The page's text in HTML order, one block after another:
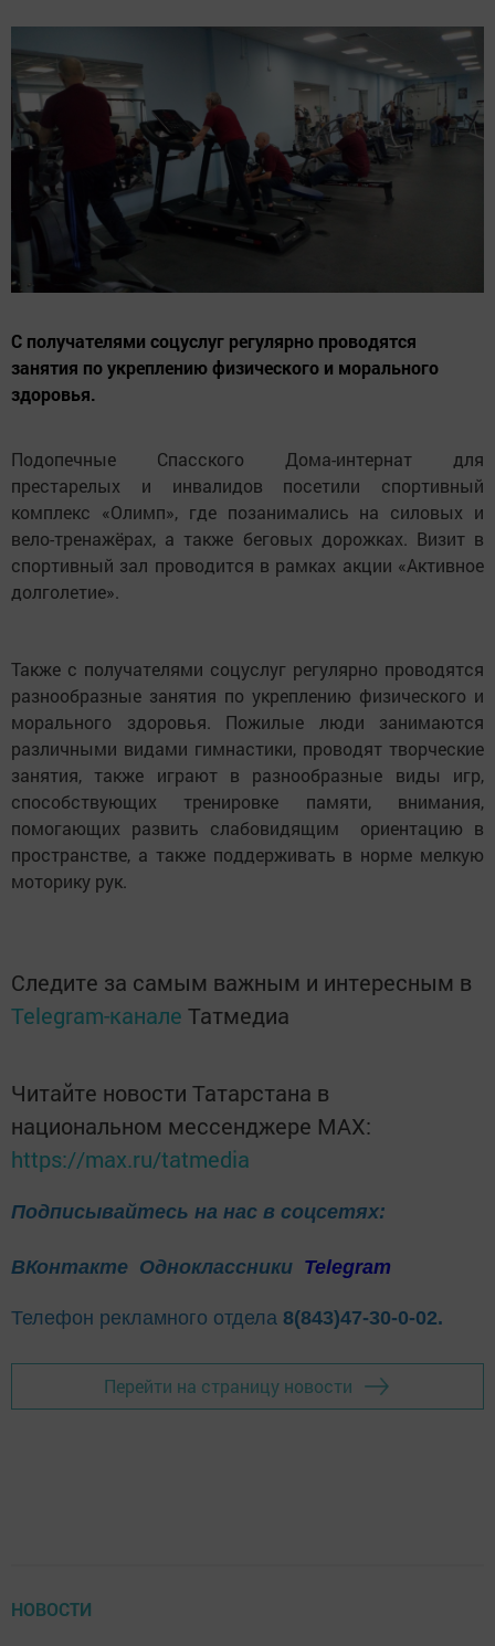
С получателями соцуслуг регулярно проводятся
занятия по укреплению физического и морального
здоровья.
Подопечные Спасского Дома-интернат для
престарелых и инвалидов посетили спортивный
комплекс «Олимп», где позанимались на силовых и
вело-тренажёрах, а также беговых дорожках. Визит в
спортивный зал проводится в рамках акции «Активное
долголетие».
Также с получателями соцуслуг регулярно проводятся
разнообразные занятия по укреплению физического и
морального здоровья. Пожилые люди занимаются
различными видами гимнастики, проводят творческие
занятия, также играют в разнообразные виды игр,
способствующих тренировке памяти, внимания,
помогающих развить слабовидящим ориентацию в
пространстве, а также поддерживать в норме мелкую
моторику рук.
Следите за самым важным и интересным в
Telegram-канале Татмедиа
Читайте новости Татарстана в
национальном мессенджере MАХ:
https://max.ru/tatmedia
Подписывайтесь на нас в соцсетях:
ВКонтакте Одноклассники Telegram
Телефон рекламного отдела 8(843)47-30-0-02.
Перейти на страницу новости
НОВОСТИ